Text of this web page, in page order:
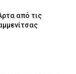
από τις